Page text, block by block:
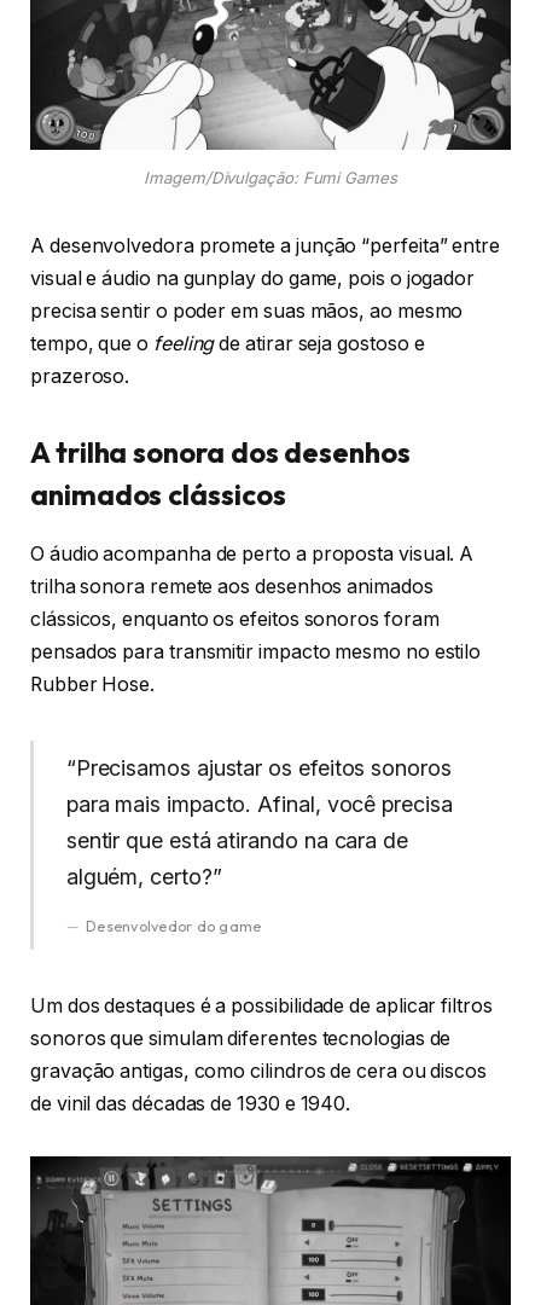
Imagem/Divulgação: Fumi Games
A desenvolvedora promete a junção “perfeita” entre
visual e áudio na gunplay do game, pois o jogador
precisa sentir o poder em suas mãos, ao mesmo
tempo, que o feelingde atirar seja gostoso e
prazeroso.
A trilha sonora dos desenhos
animados clássicos
O áudio acompanha de perto a proposta visual. A
trilha sonora remete aos desenhos animados
clássicos, enquanto os efeitos sonoros foram
pensados para transmitir impacto mesmo no estilo
Rubber Hose.
“Precisamos ajustar os efeitos sonoros
para mais impacto. Afinal, você precisa
sentir que está atirando na cara de
alguém, certo?”
Desenvolvedor do game
Um dos destaques é a possibilidade de aplicar filtros
sonoros que simulam diferentes tecnologias de
gravação antigas, como cilindros de cera ou discos
de vinil das décadas de 1930 e 1940.